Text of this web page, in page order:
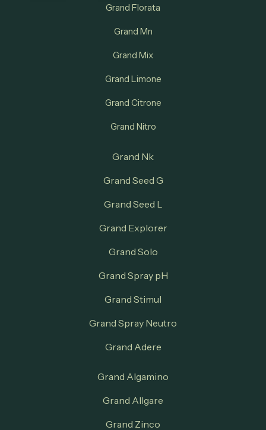
Grand Florata
Grand Mn
Grand Mix
Grand Limone
Grand Citrone
Grand Nitro
Grand Nk
Grand Seed G
Grand Seed L
Grand Explorer
Grand Solo
Grand Spray pH
Grand Stimul
Grand Spray Neutro
Grand Adere
Grand Algamino
Grand Allgare
Grand Zinco